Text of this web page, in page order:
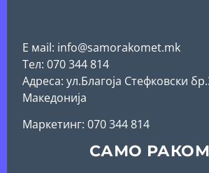
Е мail: info@samorakomet.mk
Тел: 070 344 814
Адреса: ул.Благоја Стефковски
Македонија
Mаркетинг: 070 344 814
САМО